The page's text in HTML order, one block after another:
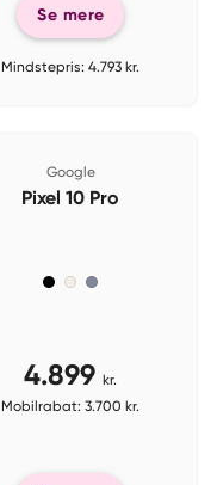
Se mere
Mindstepris: 4.793 kr.
Google
Pixel 10 Pro
4.899 kr.
Mobilrabat: 3.700 kr.